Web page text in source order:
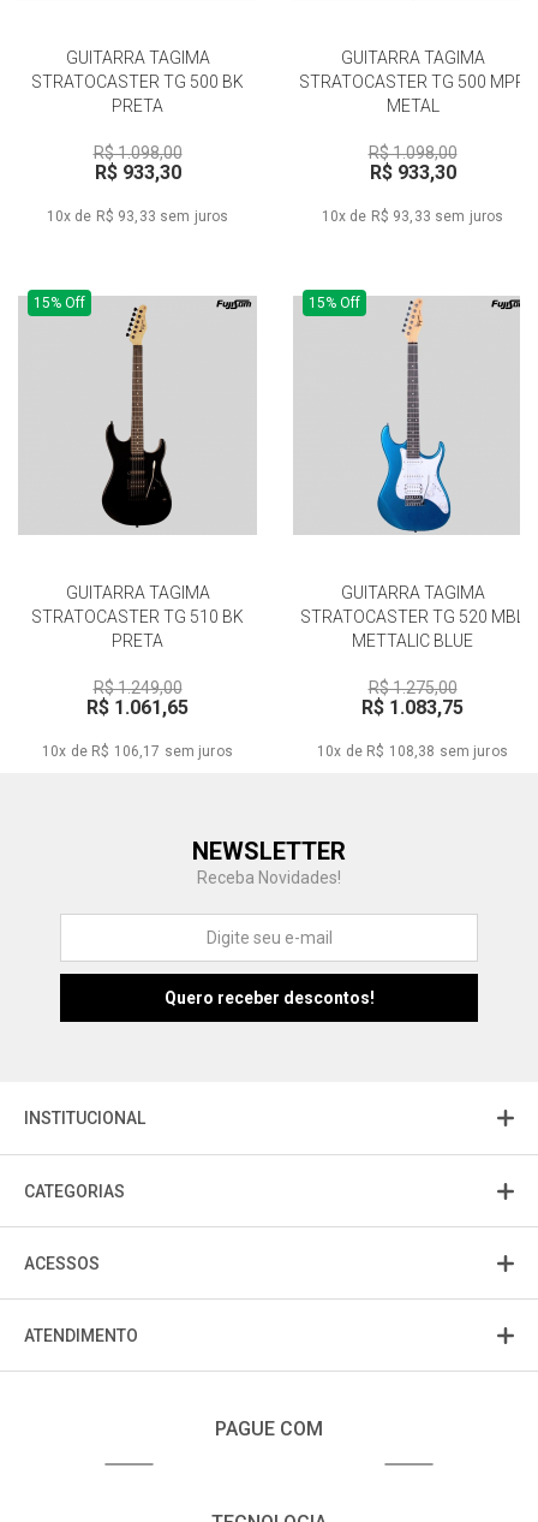
GUITARRA TAGIMA
STRATOCASTER TG 500 BK
PRETA
R$ 1.098,00
R$ 933,30
10x de R$ 93,33 sem juros
GUITARRA TAGIMA
STRATOCASTER TG 500 MPP
METAL
R$ 1.098,00
R$ 933,30
10x de R$ 93,33 sem juros
15% Off
GUITARRA TAGIMA
STRATOCASTER TG 510 BK
PRETA
R$ 1.249,00
R$ 1.061,65
10x de R$ 106,17 sem juros
15% Off
GUITARRA TAGIMA
STRATOCASTER TG 520 MBL
METTALIC BLUE
R$ 1.275,00
R$ 1.083,75
10x de R$ 108,38 sem juros
NEWSLETTER
Receba Novidades!
INSTITUCIONAL
CATEGORIAS
ACESSOS
ATENDIMENTO
PAGUE COM
Fu Fujisom